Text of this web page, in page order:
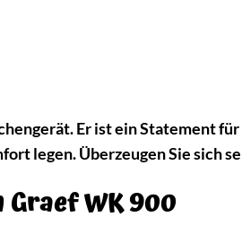
Er ist ein Statement
legen. Überzeugen Sie sich
Graef WK 900